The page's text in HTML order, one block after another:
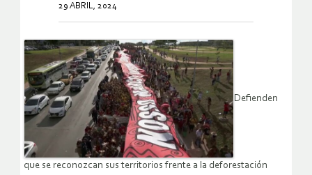
29 ABRIL, 2024
Defienden
que se reconozcan sus territorios frente a la deforestación